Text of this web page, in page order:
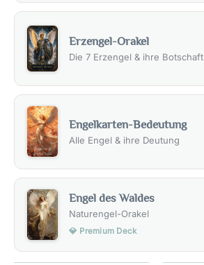
Erzengel-Orakel
Die 7 Erzengel & ihre Botschaft
Engelkarten-Bedeutung
Alle Engel & ihre Deutung
Engel des Waldes
Naturengel-Orakel
💎 Premium Deck